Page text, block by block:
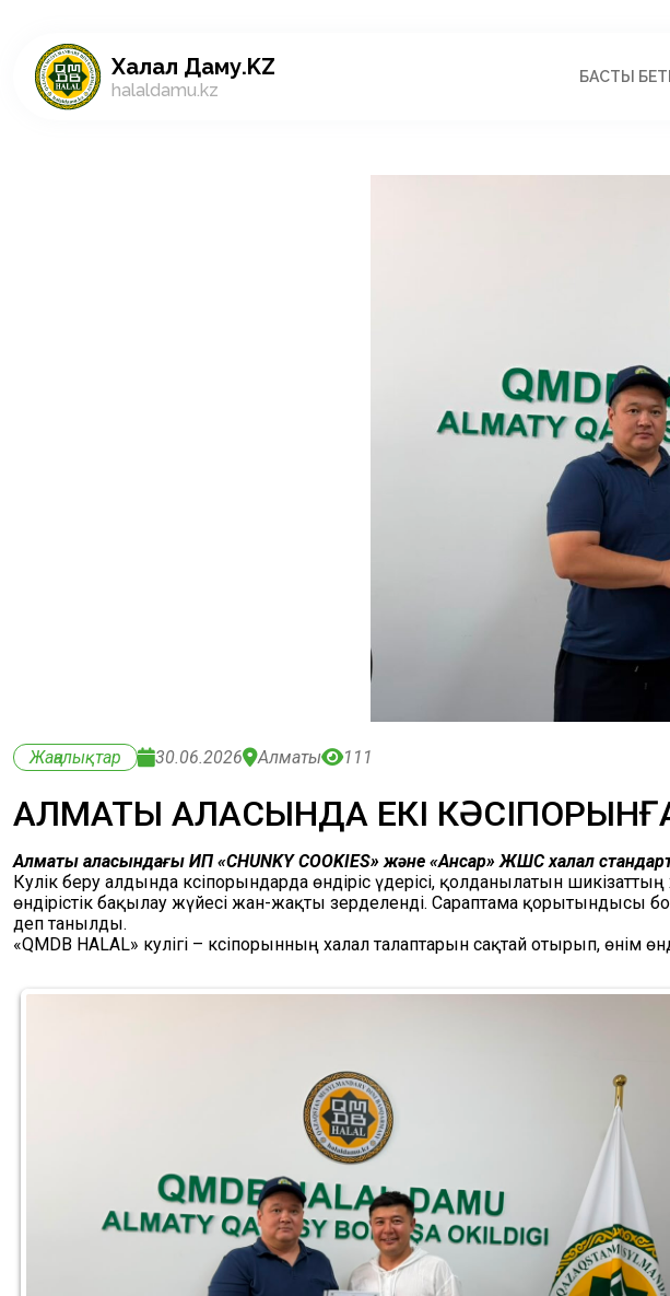
Халал Даму.KZ
halaldamu.kz
БАСТЫ БЕТ
Жаңалықтар 30.06.2026 Алматы 111
АЛМАТЫ ҚАЛАСЫНДА ЕКІ
Алматы қаласындағы ИП «CHUNKY COOKIES» және «Ансар» ЖШС халал
Куәлік беру алдында кәсіпорындарда өндіріс үдерісі, қолданылатын
өндірістік бақылау жүйесі жан-жақты зерделенді. Сараптама қорытындысы
деп танылды.
«QMDB HALAL» куәлігі – кәсіпорынның халал талаптарын сақтай отырып, өнім